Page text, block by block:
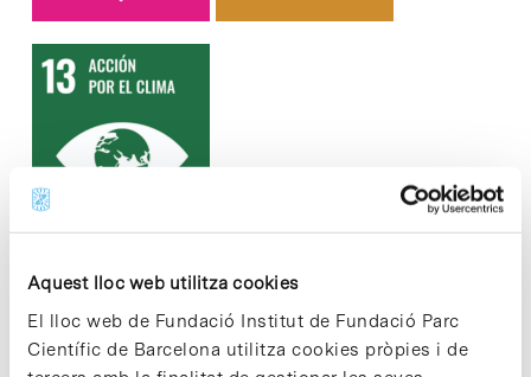
Aquest lloc web utilitza cookies
El lloc web de Fundació Institut de Fundació Parc
Científic de Barcelona utilitza cookies pròpies i de